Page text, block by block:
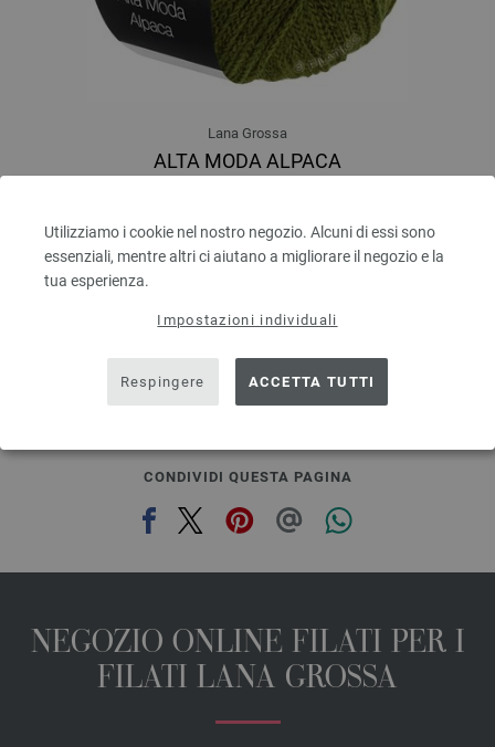
Utilizziamo i cookie nel nostro negozio. Alcuni di essi sono
essenziali, mentre altri ci aiutano a migliorare il negozio e la
tua esperienza.
Impostazioni individuali
Respingere ACCETTA TUTTI
Lana Grossa
ALTA MODA ALPACA
Dimensioni d’aghi: 5 - 6
6,68 €
CONDIVIDI QUESTA PAGINA
NEGOZIO ONLINE FILATI PER I
FILATI LANA GROSSA